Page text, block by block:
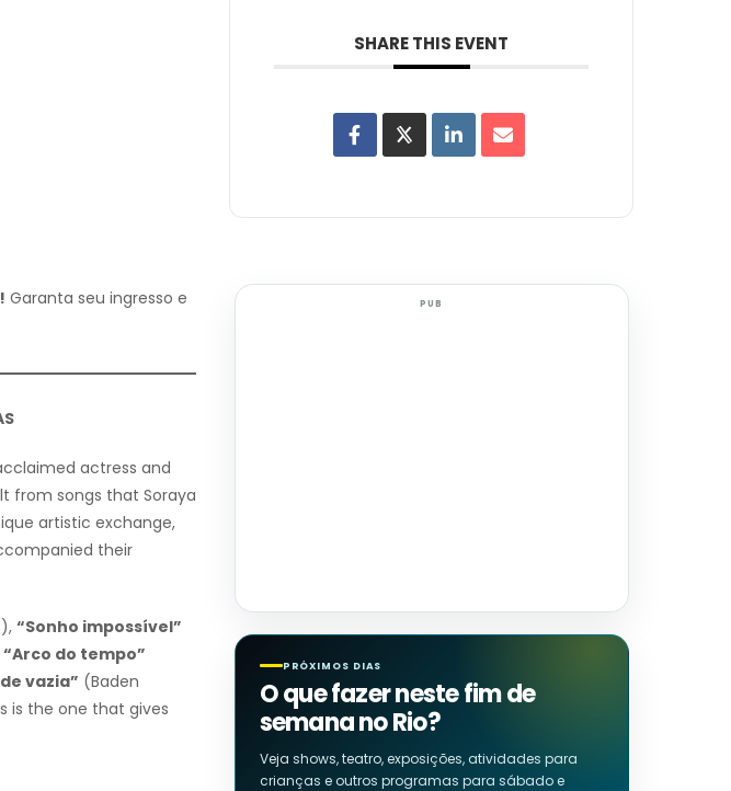
Garanta seu ingresso e
actress and
from songs that Soraya
artistic exchange,
their
“Sonho impossível”
“Arco do tempo”
vazia” (Baden
is the one that gives
SHARE THIS EVENT
PUB
PRÓXIMOS DIAS
O que fazer neste fim de
semana no Rio?
Veja shows, teatro, exposições, atividades para
crianças e outros programas para sábado e